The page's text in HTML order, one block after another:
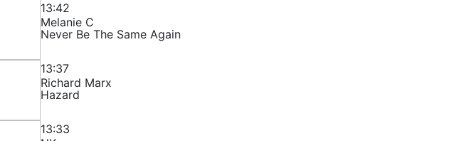
13:42
Melanie C
Never Be The Same Again
13:37
Richard Marx
Hazard
13:33